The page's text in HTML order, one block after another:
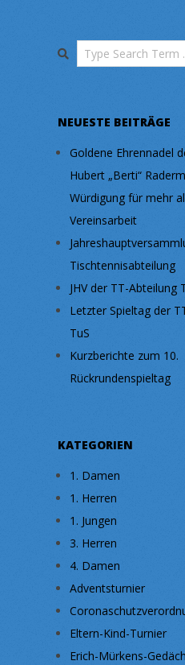
Search
NEUESTE BEITRÄGE
Goldene Ehrennadel
Hubert „Berti“
Würdigung für mehr
Vereinsarbeit
Tischtennisabteilung
JHV der TT-Abteilung
Letzter Spieltag der
TuS
Kurzberichte zum 10.
Rückrundenspieltag
KATEGORIEN
1. Damen
1. Herren
1. Jungen
3. Herren
4. Damen
Adventsturnier
Eltern-Kind-Turnier
Erich-Mürkens-